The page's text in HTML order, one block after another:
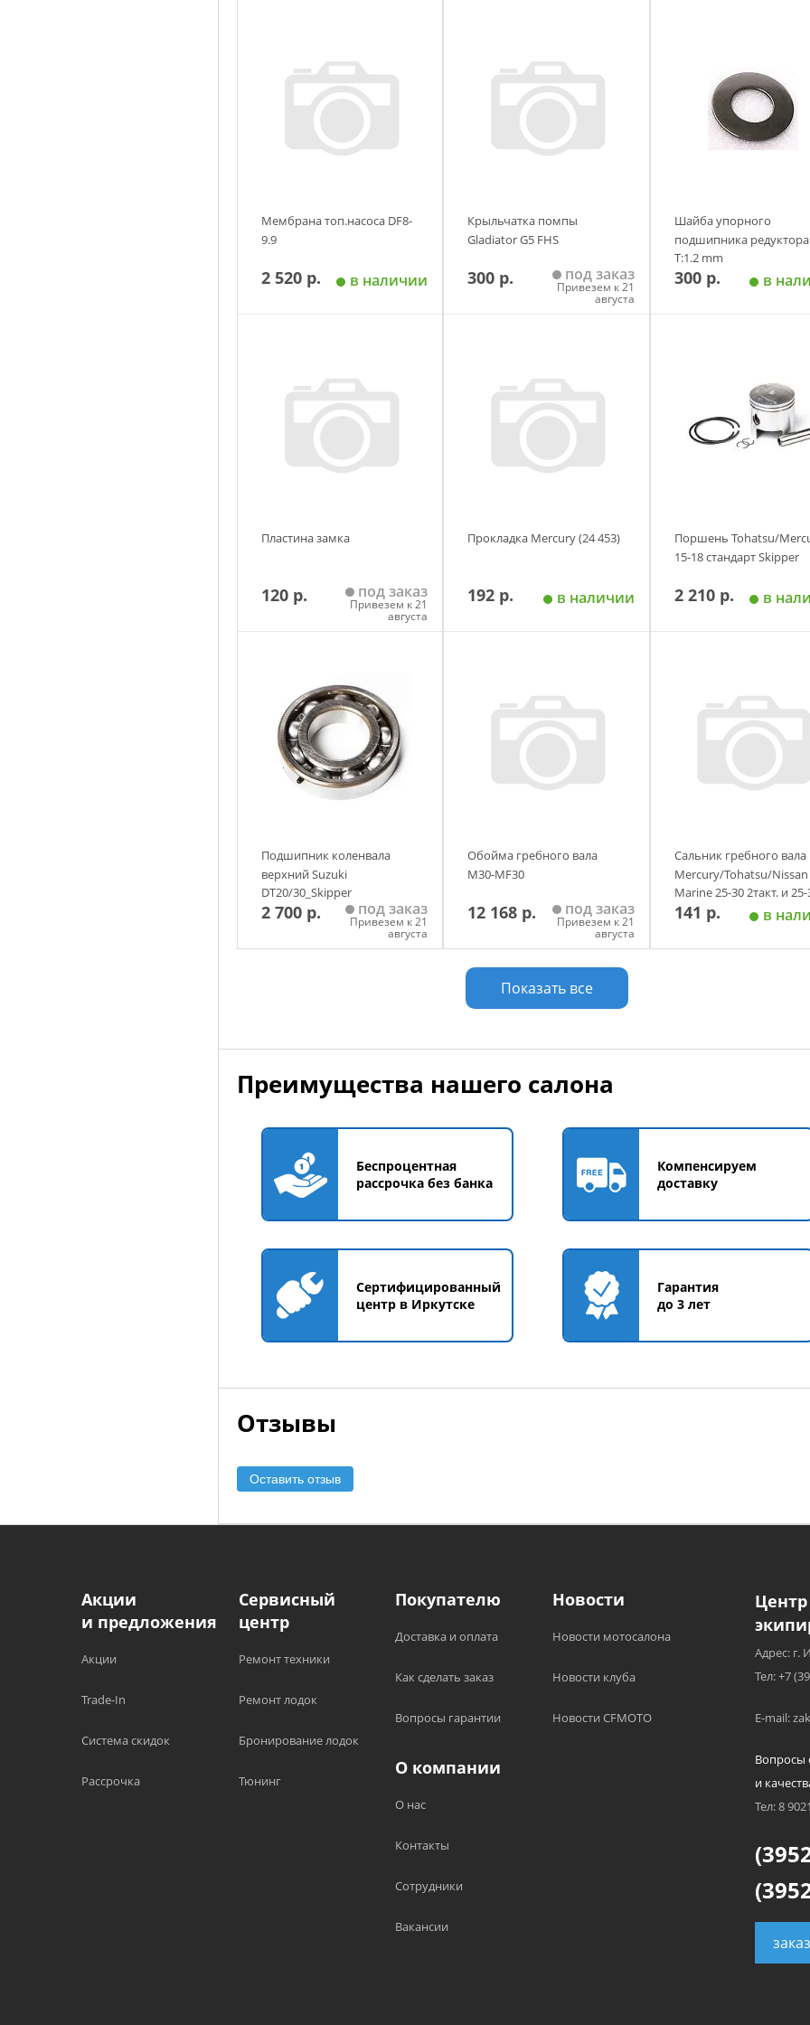
Мембрана топ.насоса DF8-
9.9
2 520 р. в наличии
Крыльчатка помпы
Gladiator G5 FHS
300 р. под заказ
Привезем к 21
августа
Шайба упорного
подшипника редуктора
T:1.2 mm
Yamaha/Parsun/HDX
300 р. в
Пластина замка
120 р. под заказ
Привезем к 21
августа
Прокладка Mercury (24 453)
192 р. в наличии
Поршень Tohatsu/
15-18 стандарт Skipper
2 210 р. в
Подшипник коленвала
верхний Suzuki
DT20/30_Skipper
2 700 р. под заказ
Привезем к 21
августа
Обойма гребного вала
М30-MF30
12 168 р. под заказ
Привезем к 21
августа
Добавить в корзину
Сальник гребного вала
Mercury/Tohatsu/Nissan
Marine 25-30 2такт. и 25-
4такт. Skipper
141 р. в
Показать все
Преимущества нашего салона
Беспроцентная
рассрочка без банка
Компенсируем
доставку
Сертифицированный
центр в Иркутске
Гарантия
до 3 лет
Отзывы
Оставить отзыв
Акции
и предложения
Акции
Trade-In
Система скидок
Рассрочка
Сервисный
центр
Ремонт техники
Ремонт лодок
Бронирование лодок
Тюнинг
Покупателю
Доставка и оплата
Как сделать заказ
Вопросы гарантии
Новости
Новости мотосалона
Новости клуба
Новости CFMOTO
О компании
О нас
Контакты
Сотрудники
Вакансии
Адрес: г.
Тел: +7
E-mail:
Вопросы
и
Тел: 8